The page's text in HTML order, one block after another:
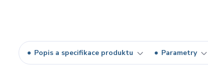
Popis a specifikace produktu Parametry